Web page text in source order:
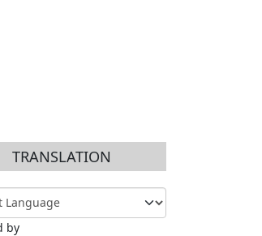
TRANSLATION
by